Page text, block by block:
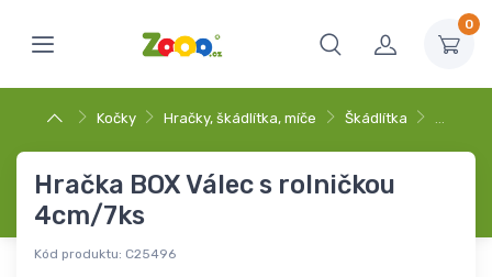
0
Kočky Hračky, škádlítka, míče Škádlítka …
Hračka BOX Válec s rolničkou
4cm/7ks
Kód produktu: C25496